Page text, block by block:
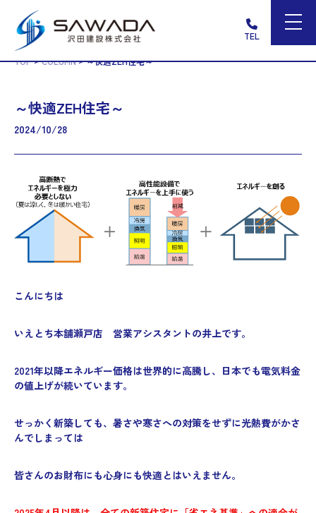
TEL
TOP>COLUMN>～快適ZEH住宅～
～快適ZEH住宅～
2024/10/28
こんにちは
いえとち本舗瀬戸店 営業アシスタントの井上です。
2021年以降エネルギー価格は世界的に高騰し、日本でも電気料金
の値上げが続いています。
せっかく新築しても、暑さや寒さへの対策をせずに光熱費がかさ
んでしまっては
皆さんのお財布にも心身にも快適とはいえません。